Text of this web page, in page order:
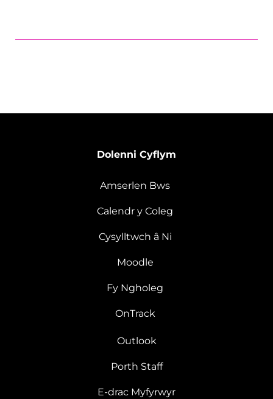
Dolenni Cyflym
Amserlen Bws
Calendr y Coleg
Cysylltwch â Ni
Moodle
Fy Ngholeg
OnTrack
Outlook
Porth Staff
E-drac Myfyrwyr